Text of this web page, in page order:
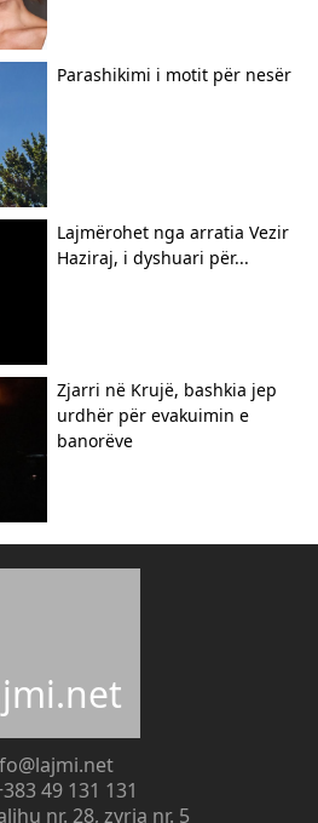
Parashikimi i motit për nesër
Lajmërohet nga arratia Vezir
Haziraj, i dyshuari për...
Zjarri në Krujë, bashkia jep
urdhër për evakuimin e
banorëve
49 131 131
nr. 28, zyrja nr. 5